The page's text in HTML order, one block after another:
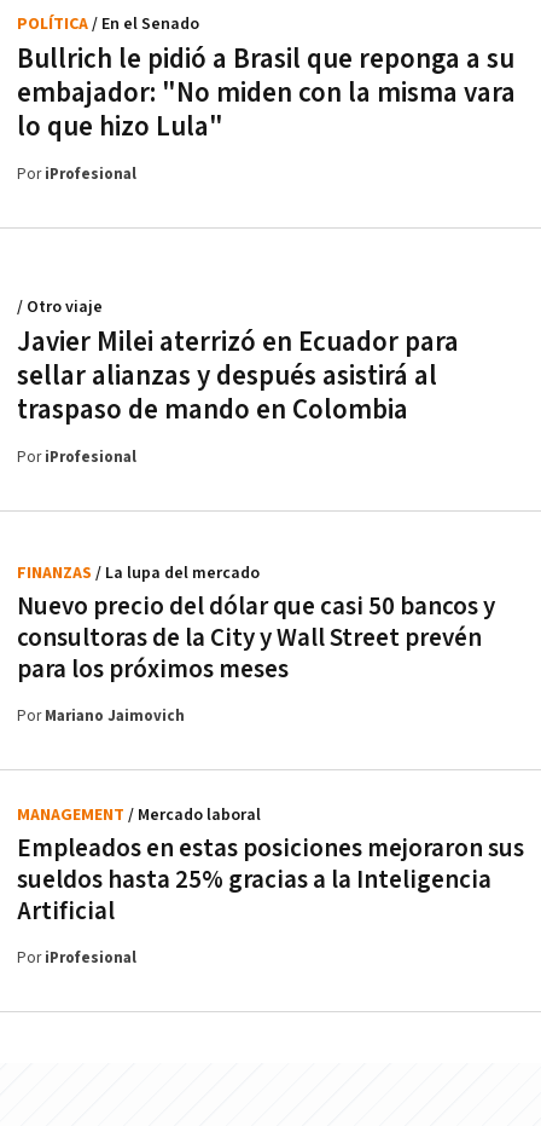
Bullrich le pidió a Brasil que reponga a su
embajador: "No miden con la misma vara
lo que hizo Lula"
POLÍTICA/ En el Senado
PoriProfesional
Javier Milei aterrizó en Ecuador para
sellar alianzas y después asistirá al
traspaso de mando en Colombia
/ Otro viaje
PoriProfesional
Nuevo precio del dólar que casi 50 bancos y
consultoras de la City y Wall Street prevén
para los próximos meses
FINANZAS / La lupa del mercado
PorMariano Jaimovich
Empleados en estas posiciones mejoraron sus
sueldos hasta 25% gracias a la Inteligencia
Artificial
MANAGEMENT / Mercado laboral
PoriProfesional